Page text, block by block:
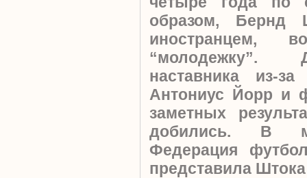
образом, Бернд
иностранцем,
“молодежку”.
наставника из-
Антониус Йорр и
заметных
добились. В
Федерация
представила